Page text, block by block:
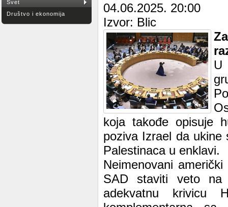
Svet
Društvo i ekonomija
04.06.2025. 20:00
Izvor: Blic
U
koja takođe opisuje
poziva Izrael da ukine
Palestinaca u enklavi.
Neimenovani
SAD staviti veto na
adekvatnu